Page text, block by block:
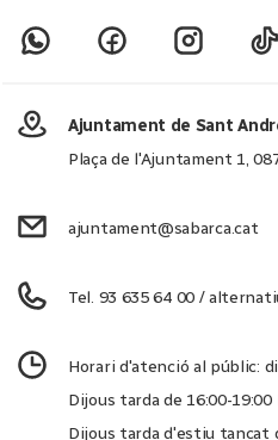
Ajuntament de Sant
Plaça de l'Ajuntament 1,
ajuntament@sabarca.cat
Tel. 93 635 64 00 /
Horari d'atenció al públic:
Dijous tarda de 16:00-19:00
Dijous tarda d'estiu tancat